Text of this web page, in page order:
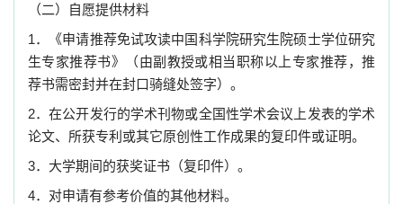
（二）自愿提供材料
1．《申请推荐免试攻读中国科学院研究生院硕士学位研究
生专家推荐书》（由副教授或相当职称以上专家推荐，推
荐书需密封并在封口骑缝处签字）。
2．在公开发行的学术刊物或全国性学术会议上发表的学术
论文、所获专利或其它原创性工作成果的复印件或证明。
3．大学期间的获奖证书（复印件）。
4．对申请有参考价值的其他材料。